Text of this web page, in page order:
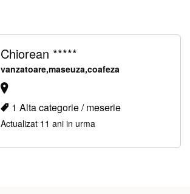
Chiorean *****
vanzatoare,maseuza,coafeza
1 Alta categorie / meserie
Actualizat 11 ani in urma